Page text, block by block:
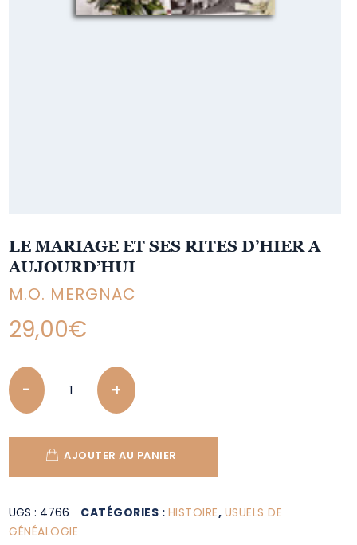
LE MARIAGE ET SES RITES D’HIER A
AUJOURD’HUI
M.O. MERGNAC
29,00€
Quantity
AJOUTER AU PANIER
UGS : 4766 CATÉGORIES : HISTOIRE, USUELS DE
GÉNÉALOGIE